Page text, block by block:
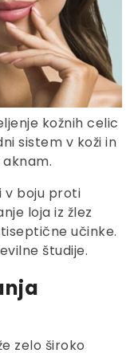
kožnih celic
sistem v koži in
v boju proti
loja iz žlez
učinke.
študije.
zelo široko